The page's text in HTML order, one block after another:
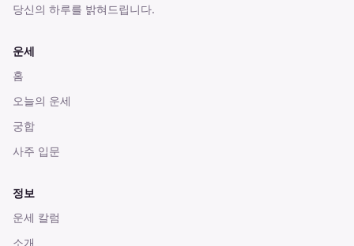
당신의 하루를 밝혀드립니다.
운세
홈
오늘의 운세
궁합
사주 입문
정보
운세 칼럼
소개